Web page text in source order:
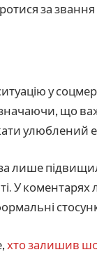
за
у
що
улюблений
лише
У коментарях
хто залишив